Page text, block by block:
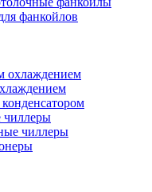
фанкойлов
охлаждением
чиллеры
чиллеры